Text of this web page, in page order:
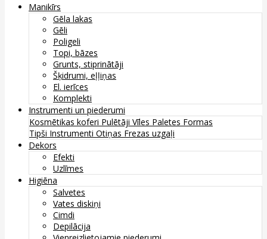
Manikīrs
Gēla lakas
Gēli
Poligeli
Topi, bāzes
Grunts, stiprinātāji
Šķidrumi, eļļiņas
El. ierīces
Komplekti
Instrumenti un piederumi
Kosmētikas koferi Pulētāji Vīles Paletes Formas
Tipši Instrumenti Otiņas Frezas uzgaļi
Dekors
Efekti
Uzlīmes
Higiēna
Salvetes
Vates diskiņi
Cimdi
Depilācija